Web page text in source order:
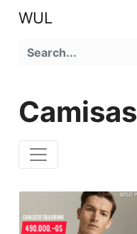
WUL
Camisas